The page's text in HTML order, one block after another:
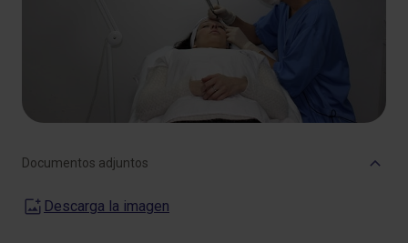
Documentos adjuntos
Descarga la imagen